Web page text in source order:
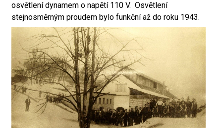
osvětlení dynamem o napětí 110 V. Osvětlení
stejnosměrným proudem bylo funkční až do roku 1943.